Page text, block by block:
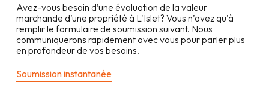
Avez-vous besoin d’une évaluation de la valeur
marchande d’une propriété à L'Islet? Vous n’avez qu’à
remplir le formulaire de soumission suivant. Nous
communiquerons rapidement avec vous pour parler plus
en profondeur de vos besoins.
Soumission instantanée